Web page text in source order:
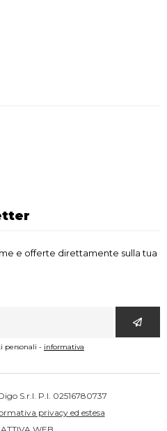
e offerte direttamente sulla tua
personali - informativa
S.r.l. P.I. 02516780737
privacy ed estesa